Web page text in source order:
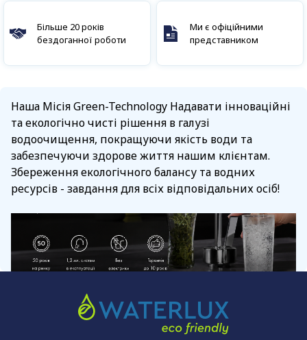
Більше 20 років
бездоганної роботи
Ми є офіційними
представником
Наша Місія Green-Technology Надавати інноваційні
та екологічно чисті рішення в галузі
водоочищення, покращуючи якість води та
забезпечуючи здорове життя нашим клієнтам.
Збереження екологічного балансу та водних
ресурсів - завдання для всіх відповідальних осіб!